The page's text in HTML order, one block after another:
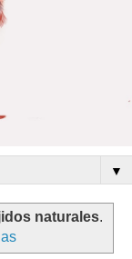
▼
naturales.